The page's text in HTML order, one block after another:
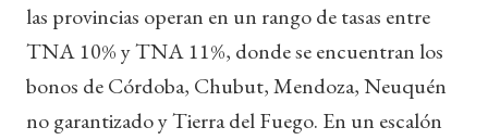
las provincias operan en un rango de tasas entre
TNA 10% y TNA 11%, donde se encuentran los
bonos de Córdoba, Chubut, Mendoza, Neuquén
no garantizado y Tierra del Fuego. En un escalón